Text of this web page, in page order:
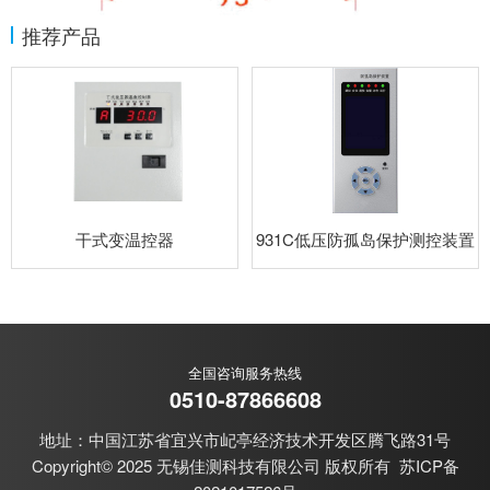
推荐产品
干式变温控器 931C低压防孤岛保护测控装置
全国咨询服务热线
0510-87866608
地址：中国江苏省宜兴市屺亭经济技术开发区腾飞路31号
Copyright© 2025 无锡佳测科技有限公司 版权所有 苏ICP备